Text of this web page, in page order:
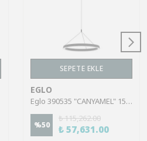
SEPETE EKLE
EGLO
Eglo 390535 "CANYAMEL" 150 cm Yüksekliğinde Siyah Alüminyum Sarkıt Avize
%50
₺ 115,262.00
₺ 57,631.00